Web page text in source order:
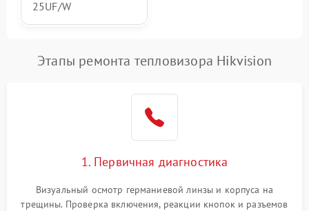
25UF/W
Этапы ремонта тепловизора Hikvision
1. Первичная диагностика
Визуальный осмотр германиевой линзы и корпуса на
трещины. Проверка включения, реакции кнопок и разъемов